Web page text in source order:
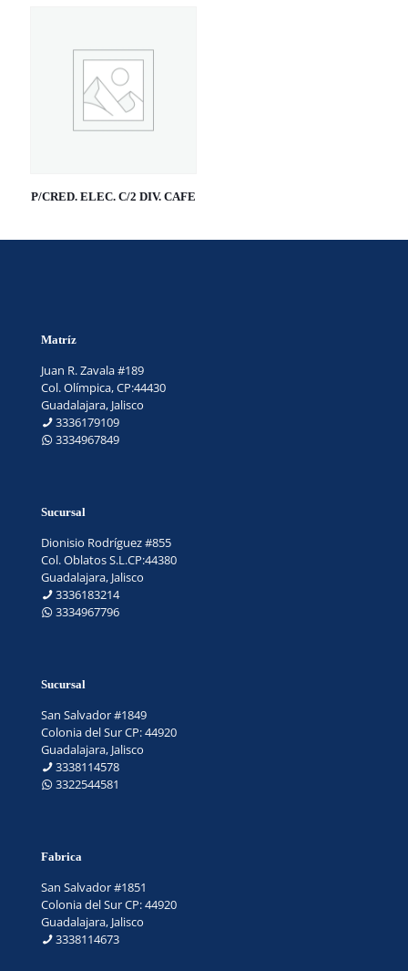
P/CRED. ELEC. C/2 DIV. CAFE
Matríz
Juan R. Zavala #189
Col. Olímpica, CP:44430
Guadalajara, Jalisco
3336179109
3334967849
Sucursal
Dionisio Rodríguez #855
Col. Oblatos S.L.CP:44380
Guadalajara, Jalisco
3336183214
3334967796
Sucursal
San Salvador #1849
Colonia del Sur CP: 44920
Guadalajara, Jalisco
3338114578
3322544581
Fabrica
San Salvador #1851
Colonia del Sur CP: 44920
Guadalajara, Jalisco
3338114673